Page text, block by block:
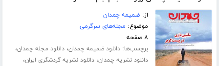
از: ضمیمه چمدان
موضوع: مجله‌های سرگرمی
۸ صفحه
برچسب‌ها:دانلود ضمیمه چمدان،دانلود مجله چمدان،
دانلود نشریه چمدان،دانلود نشریه گردشگری ایران،